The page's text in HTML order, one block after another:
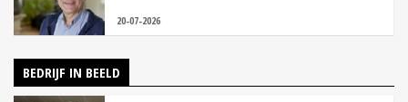
20-07-2026
BEDRIJF IN BEELD